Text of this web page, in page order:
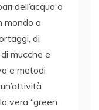
dell’acqua o
mondo a
di
mucche e
e metodi
vera “green